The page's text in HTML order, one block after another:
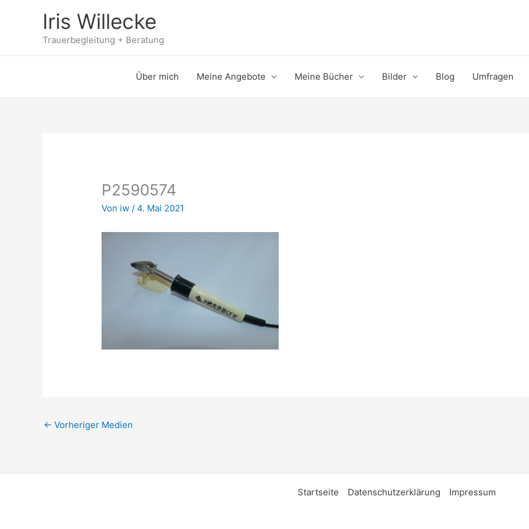
Iris Willecke
Trauerbegleitung + Beratung
Über mich Meine Angebote Meine Bücher Bilder Blog Umfragen
P2590574
Von iw/4. Mai 2021
← Vorheriger Medien
Startseite Datenschutzerklärung Impressum